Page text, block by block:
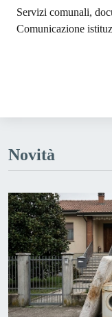
Dettagli
Servizi comunali,
Comunicazione
Novità